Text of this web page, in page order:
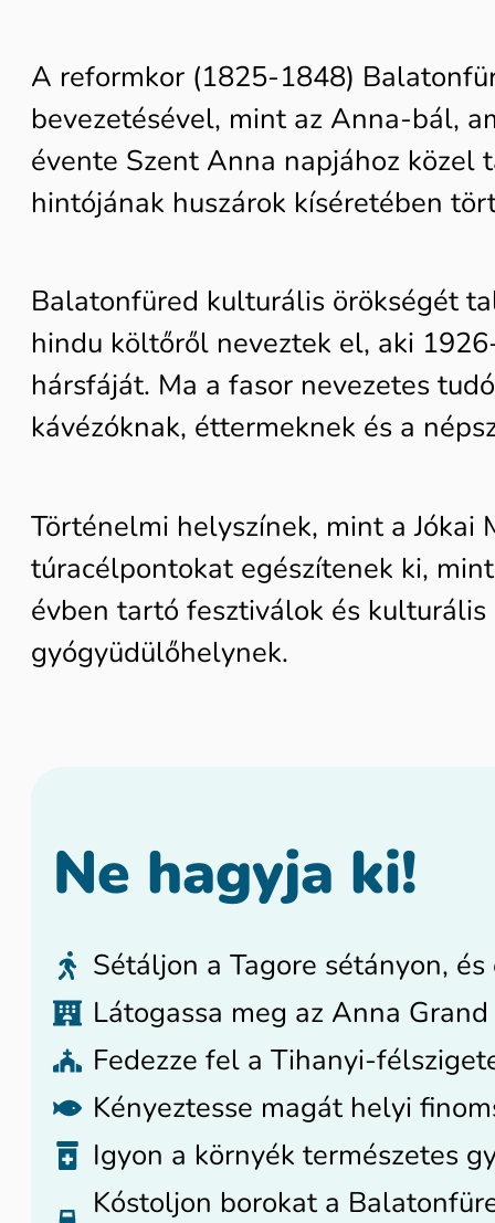
A reformkor (1825-1848)
bevezetésével, mint az Anna-bál,
évente Szent Anna napjához közel
hintójának huszárok kíséretében
Balatonfüred kulturális örökségét
hindu költőről neveztek el, aki
hársfáját. Ma a fasor nevezetes
kávézóknak, éttermeknek és a
Történelmi helyszínek, mint a Jókai
túracélpontokat egészítenek ki,
évben tartó fesztiválok és
gyógyüdülőhelynek.
Ne hagyja ki!
Sétáljon a Tagore sétányon,
Látogassa meg az Anna
Fedezze fel a Tihanyi-
Kényeztesse magát helyi
Igyon a környék természetes
Kóstoljon borokat a